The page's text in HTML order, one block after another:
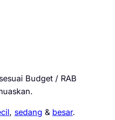
sesuai Budget / RAB
, sedang & besar.